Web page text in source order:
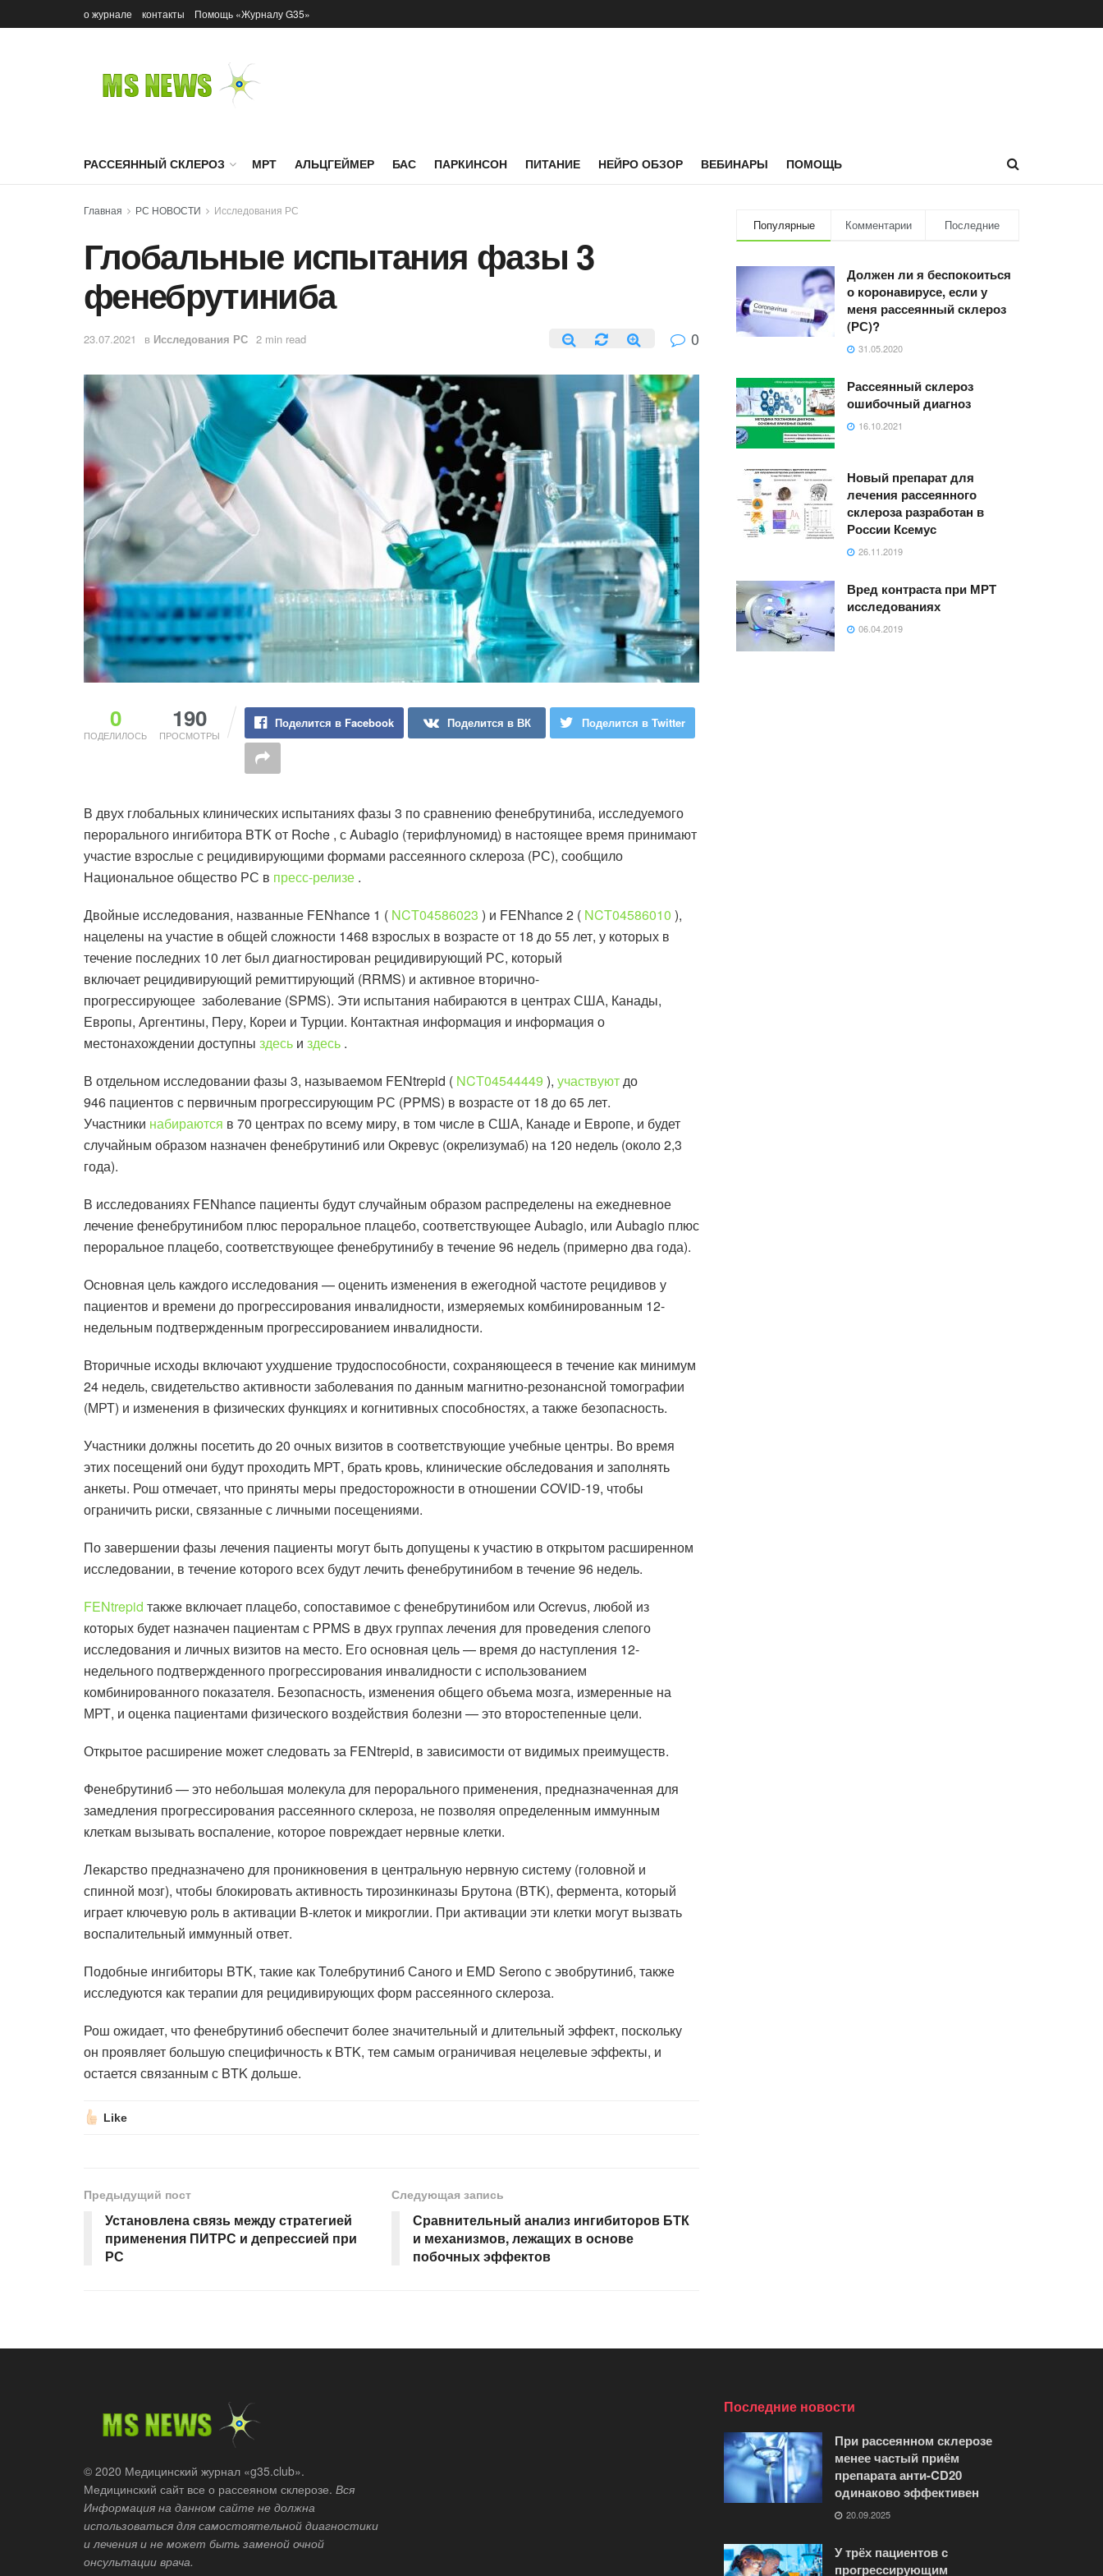
о журнале контакты Помощь «Журналу G35»
РАССЕЯННЫЙ СКЛЕРОЗ МРТ АЛЬЦГЕЙМЕР БАС ПАРКИНСОН ПИТАНИЕ НЕЙРО ОБЗОР ВЕБИНАРЫ ПОМОЩЬ
Главная РС НОВОСТИ Исследования РС
Глобальные испытания фазы 3
фенебрутиниба
23.07.2021 в Исследования РС 2 min read 0
0
ПОДЕЛИЛОСЬ
190
ПРОСМОТРЫ
Поделится в Facebook Поделится в ВК Поделится в Twitter
В двух глобальных клинических испытаниях фазы 3 по сравнению фенебрутиниба, исследуемого
перорального ингибитора BTK от Roche , с Aubagio (терифлуномид) в настоящее время принимают
участие взрослые с рецидивирующими формами рассеянного склероза (РС), сообщило
Национальное общество РС в пресс-релизе .
Двойные исследования, названные FENhance 1 ( NCT04586023 ) и FENhance 2 ( NCT04586010 ),
нацелены на участие в общей сложности 1468 взрослых в возрасте от 18 до 55 лет, у которых в
течение последних 10 лет был диагностирован рецидивирующий РС, который
включает рецидивирующий ремиттирующий (RRMS) и активное вторично-
прогрессирующее заболевание (SPMS). Эти испытания набираются в центрах США, Канады,
Европы, Аргентины, Перу, Кореи и Турции. Контактная информация и информация о
местонахождении доступны здесь и здесь .
В отдельном исследовании фазы 3, называемом FENtrepid ( NCT04544449 ), участвуютдо
946 пациентов с первичным прогрессирующим РС (PPMS) в возрасте от 18 до 65 лет.
Участники набираются в 70 центрах по всему миру, в том числе в США, Канаде и Европе, и будет
случайным образом назначен фенебрутиниб или Окревус (окрелизумаб) на 120 недель (около 2,3
года).
В исследованиях FENhance пациенты будут случайным образом распределены на ежедневное
лечение фенебрутинибом плюс пероральное плацебо, соответствующее Aubagio, или Aubagio плюс
пероральное плацебо, соответствующее фенебрутинибу в течение 96 недель (примерно два года).
Основная цель каждого исследования — оценить изменения в ежегодной частоте рецидивов у
пациентов и времени до прогрессирования инвалидности, измеряемых комбинированным 12-
недельным подтвержденным прогрессированием инвалидности.
Вторичные исходы включают ухудшение трудоспособности, сохраняющееся в течение как минимум
24 недель, свидетельство активности заболевания по данным магнитно-резонансной томографии
(МРТ) и изменения в физических функциях и когнитивных способностях, а также безопасность.
Участники должны посетить до 20 очных визитов в соответствующие учебные центры. Во время
этих посещений они будут проходить МРТ, брать кровь, клинические обследования и заполнять
анкеты. Рош отмечает, что приняты меры предосторожности в отношении COVID-19, чтобы
ограничить риски, связанные с личными посещениями.
По завершении фазы лечения пациенты могут быть допущены к участию в открытом расширенном
исследовании, в течение которого всех будут лечить фенебрутинибом в течение 96 недель.
FENtrepid также включает плацебо, сопоставимое с фенебрутинибом или Ocrevus, любой из
которых будет назначен пациентам с PPMS в двух группах лечения для проведения слепого
исследования и личных визитов на место. Его основная цель — время до наступления 12-
недельного подтвержденного прогрессирования инвалидности с использованием
комбинированного показателя. Безопасность, изменения общего объема мозга, измеренные на
МРТ, и оценка пациентами физического воздействия болезни — это второстепенные цели.
Открытое расширение может следовать за FENtrepid, в зависимости от видимых преимуществ.
Фенебрутиниб — это небольшая молекула для перорального применения, предназначенная для
замедления прогрессирования рассеянного склероза, не позволяя определенным иммунным
клеткам вызывать воспаление, которое повреждает нервные клетки.
Лекарство предназначено для проникновения в центральную нервную систему (головной и
спинной мозг), чтобы блокировать активность тирозинкиназы Брутона (BTK), фермента, который
играет ключевую роль в активации B-клеток и микроглии. При активации эти клетки могут вызвать
воспалительный иммунный ответ.
Подобные ингибиторы BTK, такие как Толебрутиниб Саного и EMD Serono с эвобрутиниб, также
исследуются как терапии для рецидивирующих форм рассеянного склероза.
Рош ожидает, что фенебрутиниб обеспечит более значительный и длительный эффект, поскольку
он проявляет большую специфичность к BTK, тем самым ограничивая нецелевые эффекты, и
остается связанным с BTK дольше.
Like
Предыдущий пост
Установлена ​​связь между стратегией
применения ПИТРС и депрессией при
РС
Следующая запись
Сравнительный анализ ингибиторов БТК
и механизмов, лежащих в основе
побочных эффектов
Популярные Комментарии Последние
Должен ли я беспокоиться
о коронавирусе, если у
меня рассеянный склероз
(РС)?
31.05.2020
Рассеянный склероз
ошибочный диагноз
16.10.2021
Новый препарат для
лечения рассеянного
склероза разработан в
России Ксемус
26.11.2019
Вред контраста при МРТ
исследованиях
06.04.2019
© 2020 Медицинский журнал «g35.club».
Медицинский сайт все о рассеяном склерозе. Вся
Информация на данном сайте не должна
использоваться для самостоятельной диагностики
и лечения и не может быть заменой очной
онсультации врача.
Последние новости
При рассеянном склерозе
менее частый приём
препарата анти-CD20
одинаково эффективен
20.09.2025
У трёх пациентов с
прогрессирующим